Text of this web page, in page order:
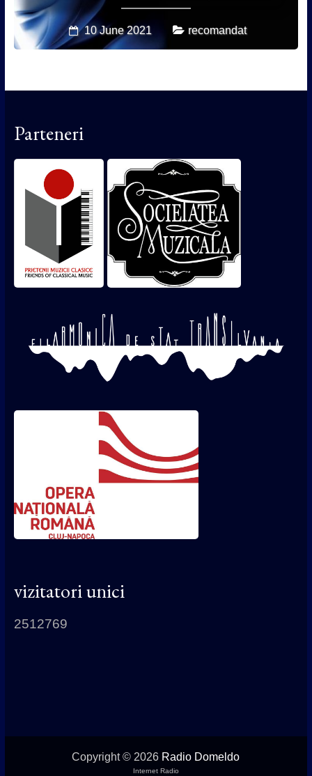
10 June 2021 recomandat
Parteneri
vizitatori unici
2512769
Copyright © 2026 Radio Domeldo
Internet Radio